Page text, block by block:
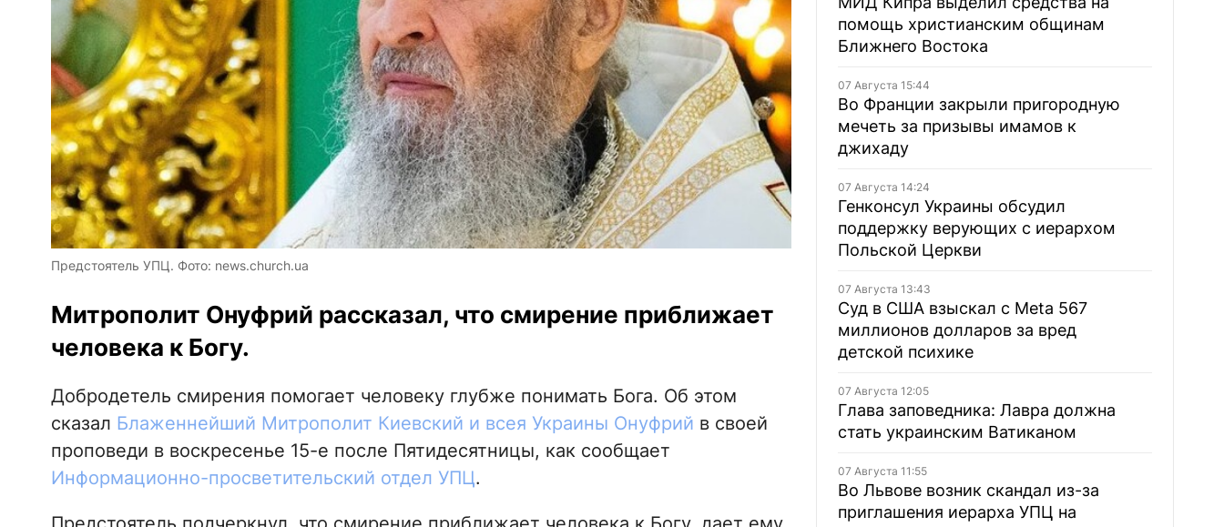
Предстоятель УПЦ. Фото: news.church.ua
Митрополит Онуфрий рассказал, что смирение приближает
человека к Богу.
Добродетель смирения помогает человеку глубже понимать Бога. Об этом
сказал Блаженнейший Митрополит Киевский и всея Украины Онуфрий в своей
проповеди в воскресенье 15-е после Пятидесятницы, как сообщает
Информационно-просветительский отдел УПЦ.
помощь христианским общинам
Ближнего Востока
07 Августа 15:44
Во Франции закрыли пригородную
мечеть за призывы имамов к
джихаду
07 Августа 14:24
Генконсул Украины обсудил
поддержку верующих с иерархом
Польской Церкви
07 Августа 13:43
Суд в США взыскал с Meta 567
миллионов долларов за вред
детской психике
07 Августа 12:05
Глава заповедника: Лавра должна
стать украинским Ватиканом
07 Августа 11:55
Во Львове возник скандал из-за
приглашения иерарха УПЦ на